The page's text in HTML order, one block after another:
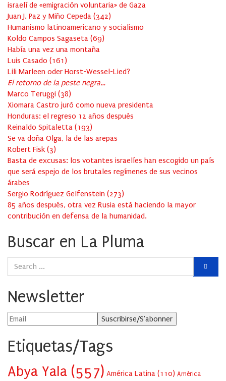
israelí de «emigración voluntaria» de Gaza
Juan J. Paz y Miño Cepeda (342)
Humanismo latinoamericano y socialismo
Koldo Campos Sagaseta (69)
Había una vez una montaña
Luis Casado (161 )
Lili Marleen oder Horst-Wessel-Lied?
El retorno de la peste negra…
Marco Teruggi (38)
Xiomara Castro juró como nueva presidenta
Honduras: el regreso 12 años después
Reinaldo Spitaletta (193)
Se va doña Olga, la de las arepas
Robert Fisk (3)
Basta de excusas: los votantes israelíes han escogido un país
que será espejo de los brutales regímenes de sus vecinos
árabes
Sergio Rodríguez Gelfenstein (273)
85 años después, otra vez Rusia está haciendo la mayor
contribución en defensa de la humanidad.
Buscar en La Pluma
Newsletter
Etiquetas/Tags
Abya Yala (557) América Latina (110) América